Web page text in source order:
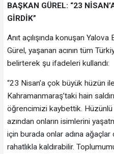
BAŞKAN GÜREL: “23
GİRDİK”
Anıt açılışında konuşan
Gürel, yaşanan acının tüm
belirterek şu ifadeleri kullandı:
“23 Nisan’a çok büyük hüzün
Kahramanmaraş’taki hain
öğrencimizi kaybettik. Hüzünlü
azından onların isimlerini
için burada onlar adına ağaçlar
rahatlıkla kaldırabilir.